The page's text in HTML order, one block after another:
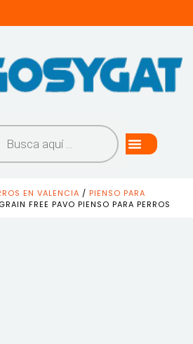
EN VALENCIA / PIENSO PARA
FREE PAVO PIENSO PARA PERROS